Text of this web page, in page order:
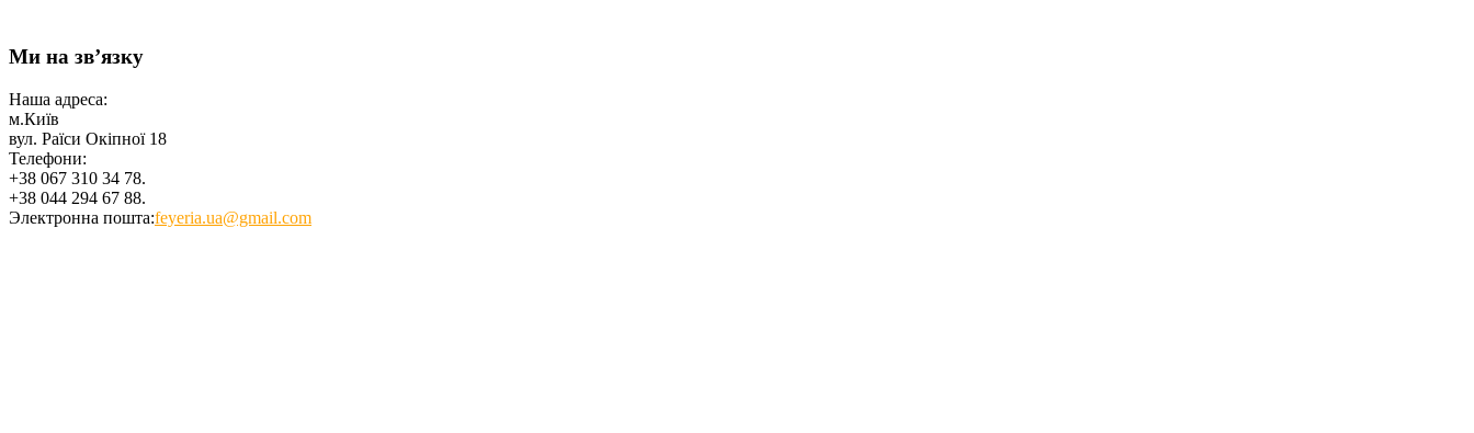
Ми на зв’язку
Наша адреса:
м.Київ
вул. Раїси Окіпної 18
Телефони:
+38 067 310 34 78.
+38 044 294 67 88.
Электронна пошта:feyeria.ua@gmail.com